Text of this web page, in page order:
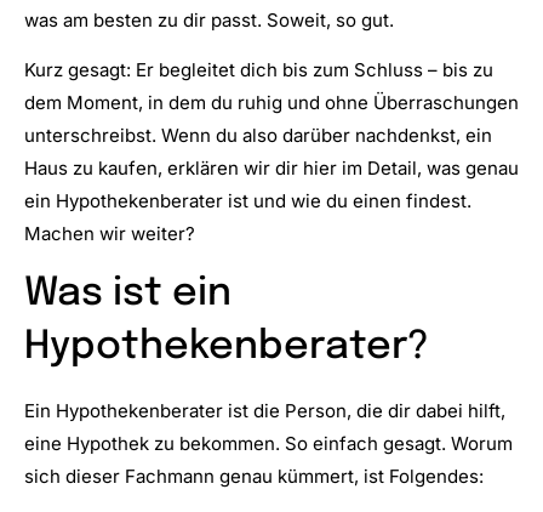
was am besten zu dir passt. Soweit, so gut.
Kurz gesagt: Er begleitet dich bis zum Schluss – bis zu
dem Moment, in dem du ruhig und ohne Überraschungen
unterschreibst. Wenn du also darüber nachdenkst, ein
Haus zu kaufen, erklären wir dir hier im Detail, was genau
ein Hypothekenberater ist und wie du einen findest.
Machen wir weiter?
Was ist ein
Hypothekenberater?
Ein Hypothekenberater ist die Person, die dir dabei hilft,
eine Hypothek zu bekommen. So einfach gesagt. Worum
sich dieser Fachmann genau kümmert, ist Folgendes: